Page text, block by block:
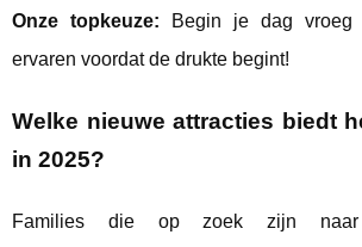
Onze topkeuze: Begin je dag
ervaren voordat de drukte begint!
Welke nieuwe attracties biedt
in 2025?
Families die op zoek zijn